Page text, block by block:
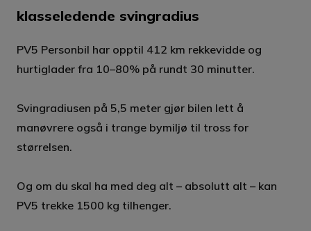
klasseledende svingradius
PV5 Personbil har opptil 412 km rekkevidde og
hurtiglader fra 10–80% på rundt 30 minutter.
Svingradiusen på 5,5 meter gjør bilen lett å
manøvrere også i trange bymiljø til tross for
størrelsen.
Og om du skal ha med deg alt – absolutt alt – kan
PV5 trekke 1500 kg tilhenger.